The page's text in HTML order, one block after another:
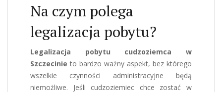
Na czym polega
legalizacja pobytu?
Legalizacja pobytu cudzoziemca w
Szczecinie to bardzo ważny aspekt, bez którego
wszelkie czynności administracyjne będą
niemożliwe. Jeśli cudzoziemiec chce zostać w